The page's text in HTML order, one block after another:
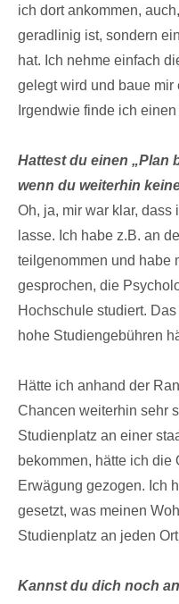
ich dort ankommen,
geradlinig ist, sondern
hat. Ich nehme einfach
gelegt wird und baue
Irgendwie finde ich einen
Hattest du einen „Plan
wenn du weiterhin
Oh, ja, mir war klar,
lasse. Ich habe z.B. an
teilgenommen und habe
gesprochen, die
Hochschule studiert.
hohe Studiengebühren
Hätte ich anhand der
Chancen weiterhin sehr
Studienplatz an einer
bekommen, hätte ich die
Erwägung gezogen. Ich
gesetzt, was meinen
Studienplatz an jeden
Kannst du dich noch